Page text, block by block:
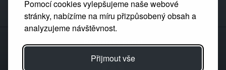
Pomocí cookies vylepšujeme naše webové
stránky, nabízíme na míru přizpůsobený obsah a
analyzujeme návštěvnost.
Přijmout vše
Partnerský portál